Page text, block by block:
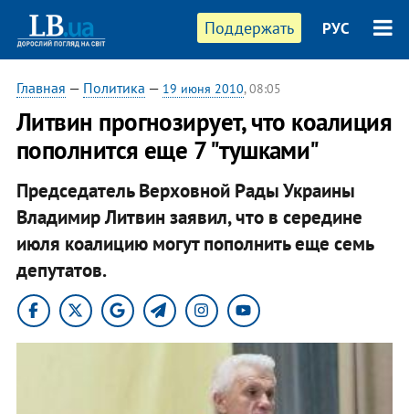
Поддержать РУС
Главная — Политика — 19 июня 2010, 08:05
Литвин прогнозирует, что коалиция
пополнится еще 7 "тушками"
Председатель Верховной Рады Украины
Владимир Литвин заявил, что в середине
июля коалицию могут пополнить еще семь
депутатов.